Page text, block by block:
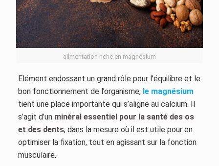
alimentation riche en magnésium
Elément endossant un grand rôle pour l’équilibre et le
bon fonctionnement de l’organisme, le magnésium
tient une place importante qui s’aligne au calcium. Il
s’agit d’un minéral essentiel pour la santé des os
et des dents, dans la mesure où il est utile pour en
optimiser la fixation, tout en agissant sur la fonction
musculaire.